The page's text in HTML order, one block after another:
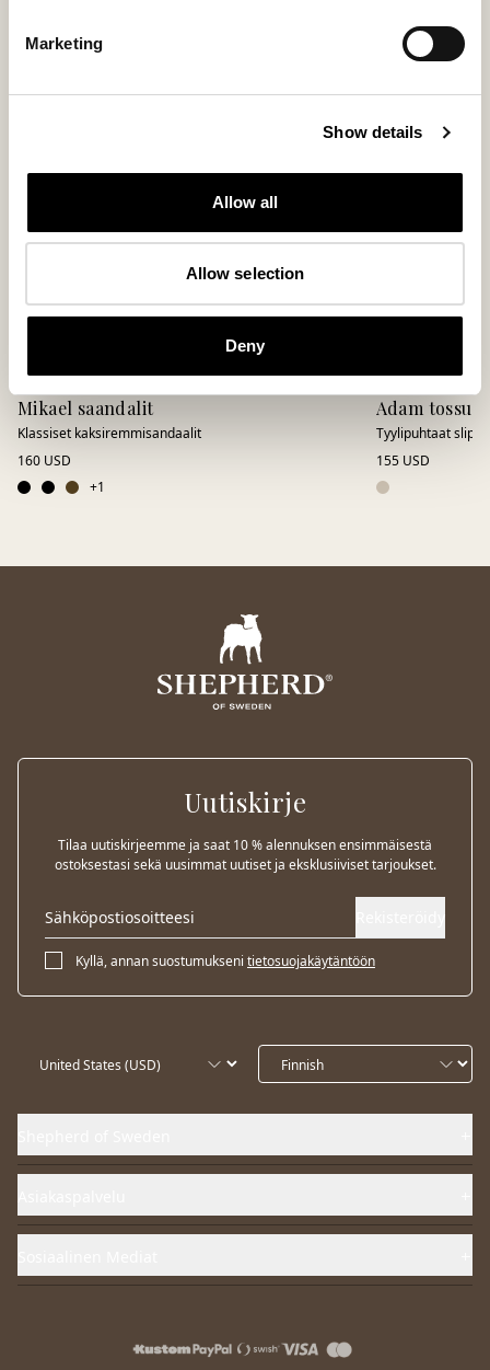
Marketing
Show details
Allow all
Allow selection
Deny
Uutuus
Mikael saandalit
Klassiset kaksiremmi­sandaalit
160 USD
+1
Adam tossut
Tyylipuhtaat slip-
155 USD
Uutiskirje
Tilaa uutiskirjeemme ja saat 10 % alennuksen ensimmäisestä
ostoksestasi sekä uusimmat uutiset ja eksklusiiviset tarjoukset.
Kyllä, annan suostumukseni tietosuojakäytäntöön